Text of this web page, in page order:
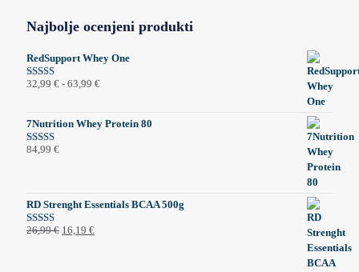
Najbolje ocenjeni produkti
RedSupport Whey One
Ocenjeno
32,99 € - 63,99 €Cenovni
32,99 €
7Nutrition Whey Protein 80
Ocenjeno
84,99 €
RD Strenght Essentials BCAA 500g
Ocenjeno
26,99€ Izvirna
16,19 €Trenutna